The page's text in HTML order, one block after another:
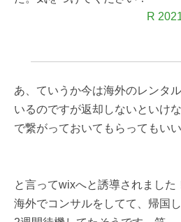
R
あ、ていうか今は海外のレンタ
いるのですが返却しないといけ
で繋がっておいてもらってもい
と言ってwixへと誘導されました
海外でコンサルをしてて、帰国